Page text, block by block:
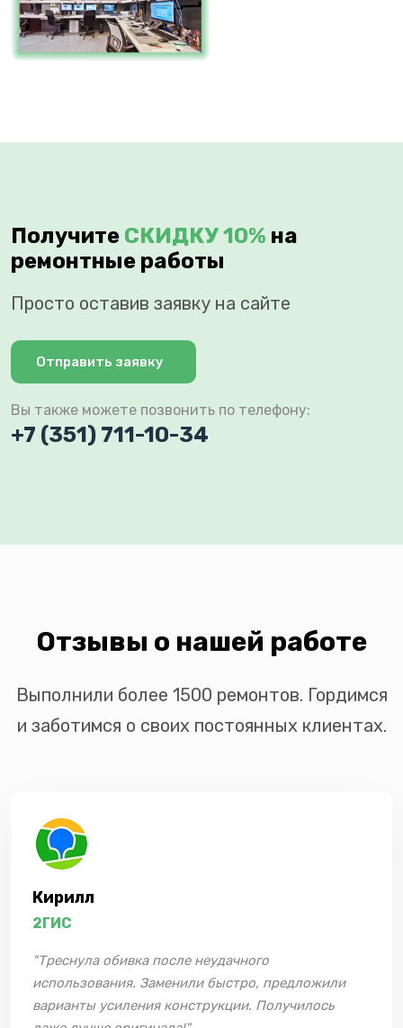
Получите СКИДКУ 10% на
ремонтные работы
Просто оставив заявку на сайте
Отправить заявку
Вы также можете позвонить по телефону:
+7 (351) 711-10-34
Отзывы о нашей работе
Выполнили более 1500 ремонтов. Гордимся
и заботимся о своих постоянных клиентах.
Кирилл
2ГИС
"Треснула обивка после неудачного
использования. Заменили быстро, предложили
варианты усиления конструкции. Получилось